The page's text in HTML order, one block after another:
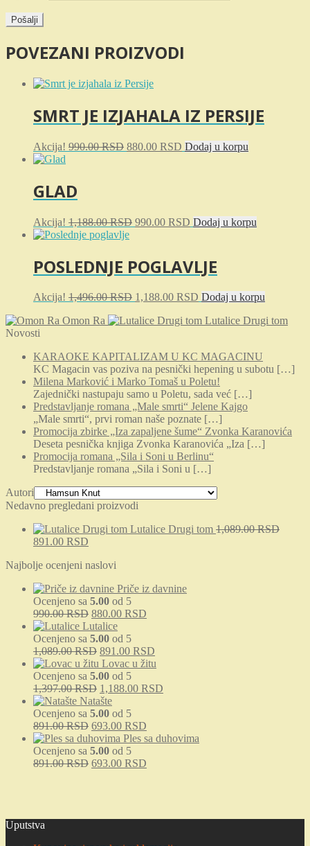
POVEZANI PROIZVODI
SMRT JE IZJAHALA IZ PERSIJE
Akcija! 990.00RSD Originalna
880.00 RSD Trenutna
Dodaj u korpu
GLAD
Akcija! 1,188.00RSD Originalna
bila:
1,188.00 RSD.
990.00 RSD Trenutna
990.00 RSD.
Dodaj u korpu
POSLEDNJE POGLAVLJE
Akcija! 1,496.00RSD Originalna
je
1,188.00 RSD Trenutna
je:
Dodaj u korpu
Omon Ra
Lutalice Drugi tom
Novosti
KARAOKE KAPITALIZAM U KC MAGACINU
KC Magacin vas poziva na pesnički hepening u subotu […]
Milena Marković i Marko Tomaš u Poletu!
Zajednički nastupaju samo u Poletu, sada već […]
Predstavljanje romana „Male smrti“ Jelene Kajgo
„Male smrti“, prvi roman naše poznate […]
Promocija zbirke „Iza zapaljene šume“ Zvonka Karanovića
Deseta pesnička knjiga Zvonka Karanovića „Iza […]
Promocija romana „Sila i Soni u Berlinu“
Predstavljanje romana „Sila i Soni u […]
Autori
Nedavno pregledani proizvodi
Lutalice Drugi tom 1,089.00RSD
Originalna
je
1,089.00 RSD.
891.00 RSD
je:
Najbolje ocenjeni naslovi
Priče iz davnine
Ocenjeno sa 5.00 od 5
990.00RSD Originalna
cena
je
bila:
990.00 RSD.
880.00 RSD
880.00 RSD.
Lutalice
Ocenjeno sa 5.00 od 5
1,089.00RSD Originalna
cena
je
bila:
1,089.00 RSD.
891.00 RSD
cena
891.00 RSD.
Lovac u žitu
Ocenjeno sa 5.00 od 5
1,397.00RSD Originalna
cena
je
bila:
1,397.00 RSD.
1,188.00 RSD
Natašte
Ocenjeno sa 5.00 od 5
891.00RSD Originalna
cena
je
bila:
693.00 RSD
cena
Ples sa duhovima
Ocenjeno sa 5.00 od 5
891.00RSD Originalna
693.00 RSD
Uputstva